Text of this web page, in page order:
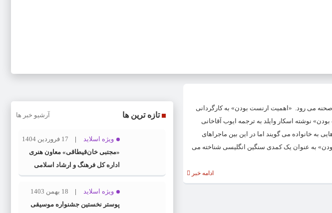
۱۹ دی در تماشاخانه ارغوان روی صحنه می رود. «اهمیت ارنست بودن» به کارگردانی
بودن» نوشته اسکار وایلد به ترجمه ایوب آقاخانی
۲ برای خوشگذرانی خود دروغ هایی به خانواده می گویند اما در این بین ماجراهای
به عنوان یک کمدی سنگین انگلیسی شناخته می
ادامه خبر
تازه ترین ها آرشیو خبر ها
ویژه اسلاید
17 فروردین 1404
«مجتبی خان‌قیطاقی» معاون هنری
اداره کل فرهنگ و ارشاد اسلامی
خراسان رضوی شد
ویژه اسلاید
18 بهمن 1403
پوستر نخستین جشنواره موسیقی